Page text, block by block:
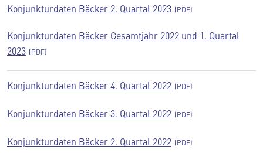
Konjunkturdaten Bäcker 2. Quartal 2023
Konjunkturdaten Bäcker Gesamtjahr 2022 und 1. Quartal
2023
Konjunkturdaten Bäcker 4. Quartal 2022
Konjunkturdaten Bäcker 3. Quartal 2022
Konjunkturdaten Bäcker 2. Quartal 2022